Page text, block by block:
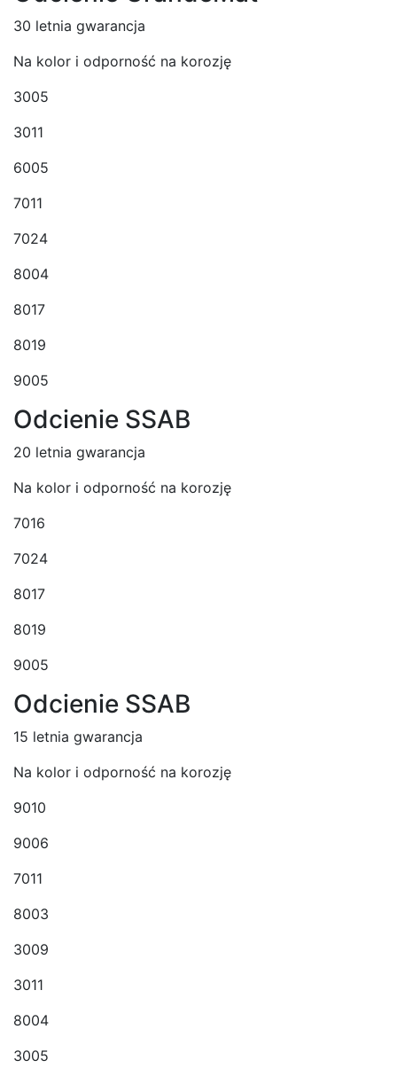
30 letnia gwarancja
Na kolor i odporność na korozję
3005
3011
6005
7011
7024
8004
8017
8019
9005
Odcienie SSAB
20 letnia gwarancja
Na kolor i odporność na korozję
7016
7024
8017
8019
9005
Odcienie SSAB
15 letnia gwarancja
Na kolor i odporność na korozję
9010
9006
7011
8003
3009
3011
8004
3005